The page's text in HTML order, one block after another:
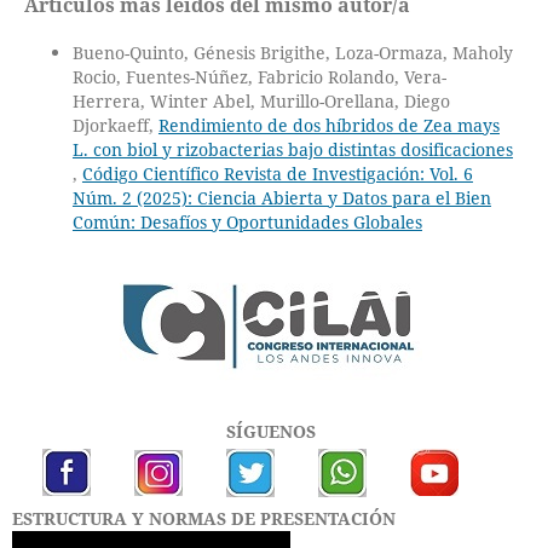
Bueno-Quinto, Génesis Brigithe, Loza-Ormaza, Maholy
Rocio, Fuentes-Núñez, Fabricio Rolando, Vera-
Herrera, Winter Abel, Murillo-Orellana, Diego
Djorkaeff, Rendimiento de dos híbridos de Zea mays
L. con biol y rizobacterias bajo distintas dosificaciones
, Código Científico Revista de Investigación: Vol. 6
Núm. 2 (2025): Ciencia Abierta y Datos para el Bien
Común: Desafíos y Oportunidades Globales
SÍGUENOS
ESTRUCTURA Y NORMAS DE PRESENTACIÓN